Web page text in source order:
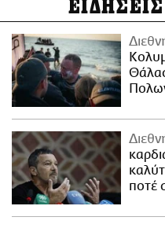
ΕΙΔΗΣΕΙΣ
ποτέ